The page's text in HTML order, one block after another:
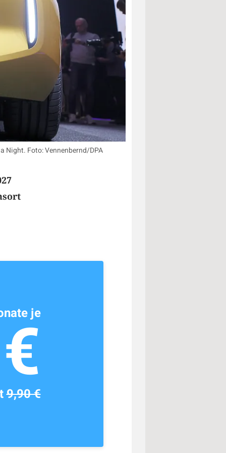
Night. Foto: Vennenbernd/DPA
je
9,90 €